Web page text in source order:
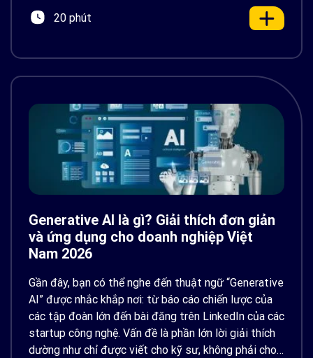
20 phút
Generative AI là gì? Giải thích đơn giản
và ứng dụng cho doanh nghiệp Việt
Nam 2026
Gần đây, bạn có thể nghe đến thuật ngữ “Generative
AI” được nhắc khắp nơi: từ báo cáo chiến lược của
các tập đoàn lớn đến bài đăng trên LinkedIn của các
startup công nghệ. Vấn đề là phần lớn lời giải thích
dường như chỉ được viết cho kỹ sư, không phải cho